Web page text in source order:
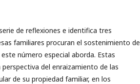
de reflexiones e identifica tres
familiares procuran el sostenimiento de
número especial aborda. Estas
del enraizamiento de las
de su propiedad familiar, en los